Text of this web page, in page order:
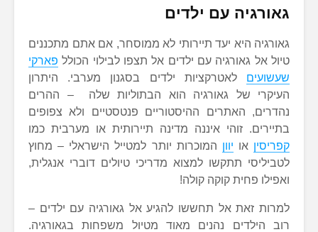
גאורגיה עם ילדים
גאורגיה היא יעד תיירותי לא ממוסחר, אם אתם מתכננים
טיול אל גאורגיה עם ילדים אל תצפו לבילוי הכולל פארקי
שעשועים לאטרקציות ילדים בסגנון מערבי. היתרון
העיקרי של גאורגיה הוא הבתוליות שלה – ההרים
נהדרים, האתרים ההיסטוריים פנטסטיים ולא צפופים
בתיירים. זוהי איננה מדינה תיירותית או מערבית כמו
קפריסין או יוון המוכרות יותר למטייל הישראלי – מחוץ
לטביליסי תתקשו למצוא מדריכי טיולים דוברי אנגלית,
ואפילו פחית קוקה קולה!
למרות זאת אל תחששו להגיע אל גאורגיה עם ילדים –
רוב הילדים נהנים מאוד מטיול משפחות בגאורגיה.